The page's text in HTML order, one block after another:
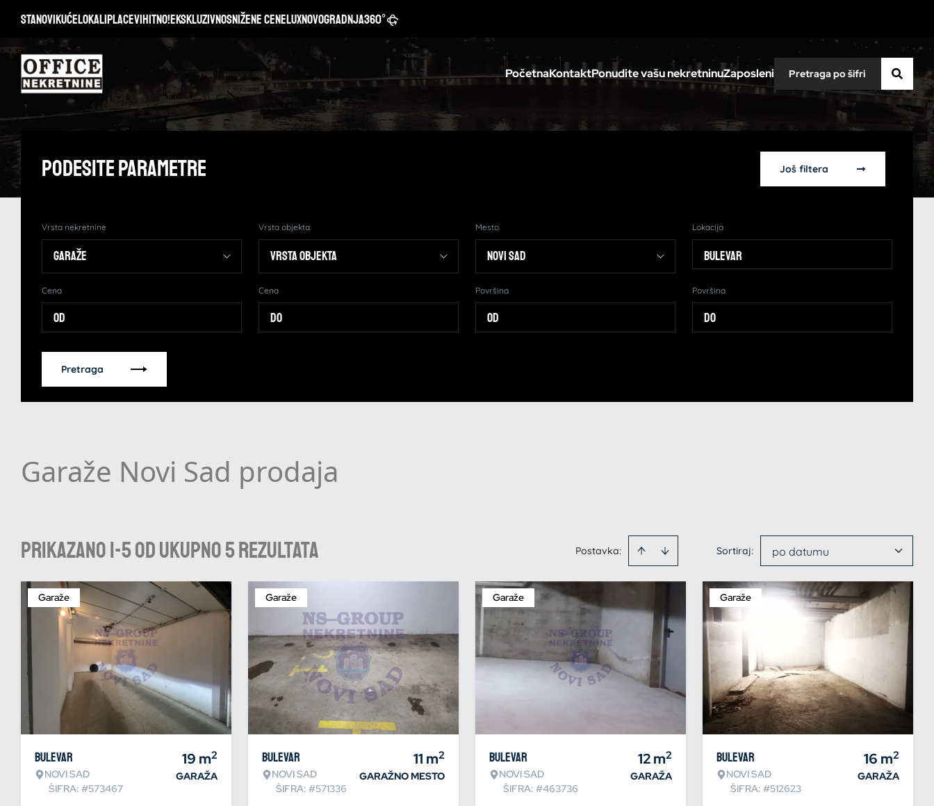
StanoviKućeLokaliPlaceviHitno!EkskluzivnoSnižene ceneLuxNovogradnja360°
PočetnaKontaktPonudite vašu nekretninuZaposleni
Podesite Parametre Još filtera
Vrsta nekretnine Vrsta objekta Mesto Lokacija
Bulevar
Cena Cena Površina Površina
Pretraga
Garaže Novi Sad prodaja
Prikazano 1-5 od ukupno 5 rezultata Postavka: Sortiraj: po datumu
Garaže
Bulevar
NOVI SAD
ŠIFRA: #573467
19 m2
GARAŽA
Garaže
Bulevar
NOVI SAD
ŠIFRA: #571336
11 m2
GARAŽNO MESTO
Garaže
Bulevar
NOVI SAD
ŠIFRA: #463736
12m2
GARAŽA
Garaže
Bulevar
NOVI SAD
ŠIFRA: #512623
16 m2
GARAŽA